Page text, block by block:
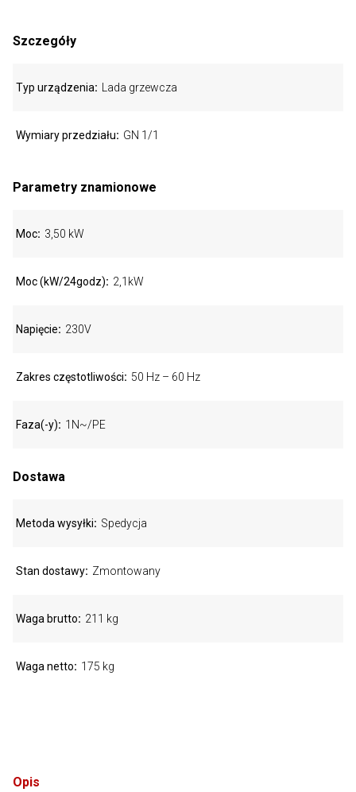
Opis
Szczegóły
Typ urządzenia Lada grzewcza
Wymiary przedziału GN 1/1
Parametry znamionowe
Moc 3,50 kW
Moc (kW/24godz) 2,1kW
Napięcie 230V
Zakres częstotliwości 50 Hz – 60 Hz
Faza(-y) 1N~/PE
Dostawa
Metoda wysyłki Spedycja
Stan dostawy Zmontowany
Waga brutto 211 kg
Waga netto 175 kg